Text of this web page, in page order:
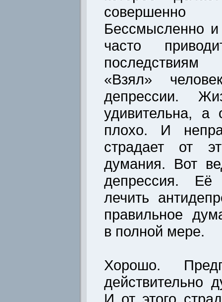
Бессмысленно
часто
«Взял»
депрессии.
удивительна, а
плохо. И
страдает от
думания. Вот
депрессия. Её
лечить
правильное
в полной мере.
Хорошо.
действительно